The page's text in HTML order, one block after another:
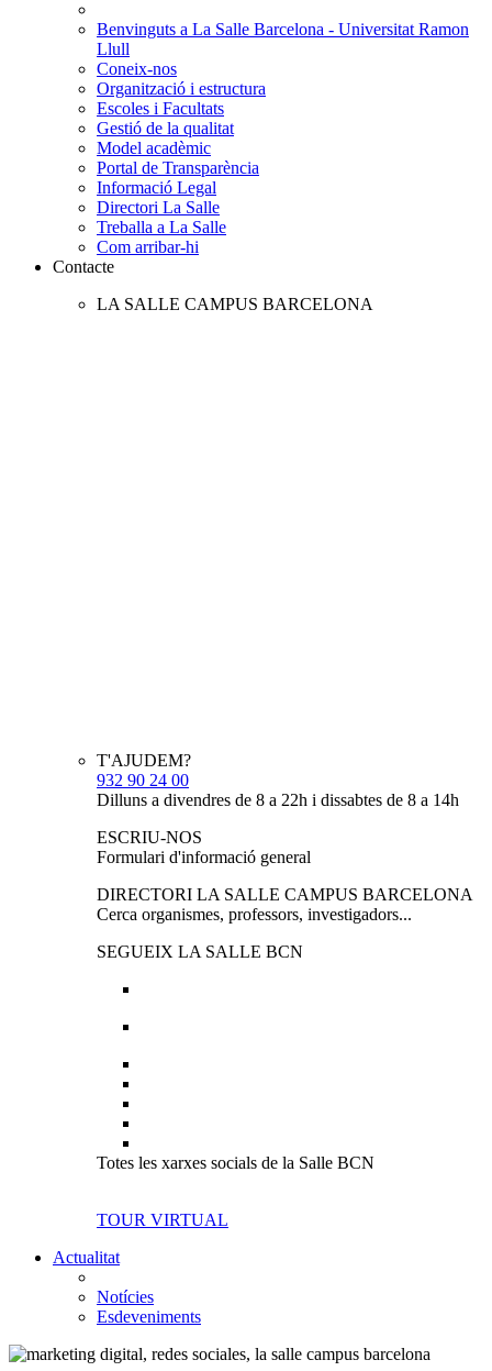
Benvinguts a La Salle Barcelona - Universitat Ramon
Llull
Coneix-nos
Organització i estructura
Escoles i Facultats
Gestió de la qualitat
Model acadèmic
Portal de Transparència
Informació Legal
Directori La Salle
Treballa a La Salle
Com arribar-hi
Contacte
LA SALLE CAMPUS BARCELONA
T'AJUDEM?
932 90 24 00
Dilluns a divendres de 8 a 22h i dissabtes de 8 a 14h
ESCRIU-NOS
Formulari d'informació general
DIRECTORI LA SALLE CAMPUS BARCELONA
Cerca organismes, professors, investigadors...
SEGUEIX LA SALLE BCN
Totes les xarxes socials de la Salle BCN
TOUR VIRTUAL
Actualitat
Notícies
Esdeveniments